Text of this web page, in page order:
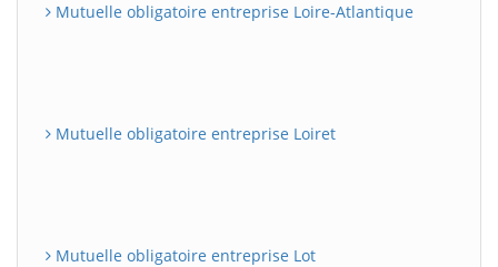
Mutuelle obligatoire entreprise Loire-Atlantique
Mutuelle obligatoire entreprise Loiret
Mutuelle obligatoire entreprise Lot